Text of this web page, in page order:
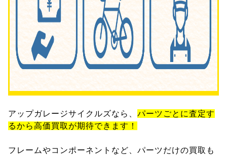
アップガレージサイクルズなら、 パーツごとに査定す
るから高価買取が期待できます！
フレームやコンポーネントなど、パーツだけの買取も